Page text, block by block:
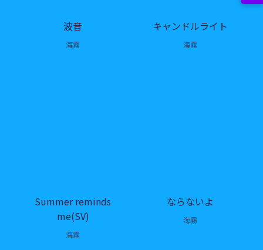
波音
海霧
キャンドルライト
海霧
Summer reminds
me(SV)
海霧
ならないよ
海霧